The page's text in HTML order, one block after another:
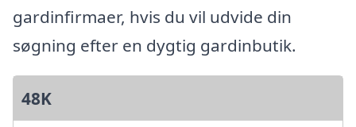
gardinfirmaer, hvis du vil udvide din
søgning efter en dygtig gardinbutik.
48K